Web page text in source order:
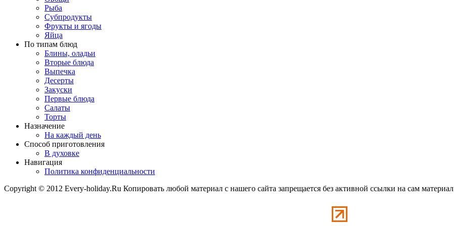
Рыба
Субпродукты
Фрукты и ягоды
Яйца
По типам блюд
Блины, оладьи
Вторые блюда
Выпечка
Десерты
Закуски
Первые блюда
Салаты
Торты
Назначение
На каждый день
Способ приготовления
В духовке
Навигация
Политика конфиденциальности
Copyright © 2012 Every-holiday.Ru Копировать любой материал с нашего сайта запрещается без активной ссылки на сам материал